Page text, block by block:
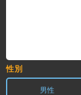
性別
男性